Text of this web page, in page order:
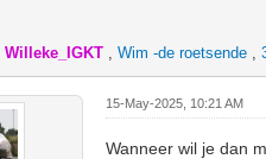
Willeke_IGKT ,Wim -de roetsende ,
15-May-2025, 10:21 AM
Wanneer wil je dan